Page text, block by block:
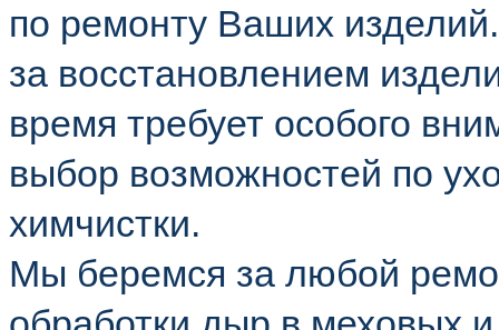
по ремонту Ваших
за восстановлением
время требует особого
выбор возможностей по
химчистки.
Мы беремся за любой